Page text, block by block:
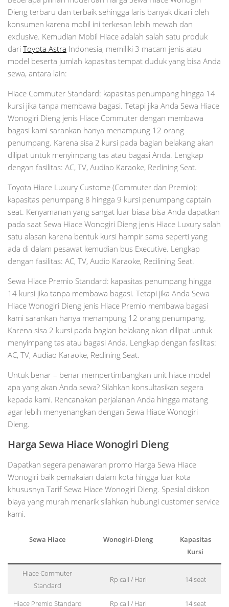
Dieng terbaru dan terbaik sehingga laris banyak dicari oleh
konsumen karena mobil ini terkesan lebih mewah dan
exclusive. Kemudian Mobil Hiace adalah salah satu produk
dari Toyota Astra Indonesia, memiliki 3 macam jenis atau
model beserta jumlah kapasitas tempat duduk yang bisa Anda
sewa, antara lain:
Hiace Commuter Standard: kapasitas penumpang hingga 14
kursi jika tanpa membawa bagasi. Tetapi jika Anda Sewa Hiace
Wonogiri Dieng jenis Hiace Commuter dengan membawa
bagasi kami sarankan hanya menampung 12 orang
penumpang. Karena sisa 2 kursi pada bagian belakang akan
dilipat untuk menyimpang tas atau bagasi Anda. Lengkap
dengan fasilitas: AC, TV, Audiao Karaoke, Reclining Seat.
Toyota Hiace Luxury Custome (Commuter dan Premio):
kapasitas penumpang 8 hingga 9 kursi penumpang captain
seat. Kenyamanan yang sangat luar biasa bisa Anda dapatkan
pada saat Sewa Hiace Wonogiri Dieng jenis Hiace Luxury salah
satu alasan karena bentuk kursi hampir sama seperti yang
ada di dalam pesawat kemudian bus Executive. Lengkap
dengan fasilitas: AC, TV, Audio Karaoke, Recilining Seat.
Sewa Hiace Premio Standard: kapasitas penumpang hingga
14 kursi jika tanpa membawa bagasi. Tetapi jika Anda Sewa
Hiace Wonogiri Dieng jenis Hiace Premio membawa bagasi
kami sarankan hanya menampung 12 orang penumpang.
Karena sisa 2 kursi pada bagian belakang akan dilipat untuk
menyimpang tas atau bagasi Anda. Lengkap dengan fasilitas:
AC, TV, Audiao Karaoke, Reclining Seat.
Untuk benar – benar mempertimbangkan unit hiace model
apa yang akan Anda sewa? Silahkan konsultasikan segera
kepada kami. Rencanakan perjalanan Anda hingga matang
agar lebih menyenangkan dengan Sewa Hiace Wonogiri
Dieng.
Harga Sewa Hiace Wonogiri Dieng
Dapatkan segera penawaran promo Harga Sewa Hiace
Wonogiri baik pemakaian dalam kota hingga luar kota
khususnya Tarif Sewa Hiace Wonogiri Dieng. Spesial diskon
biaya yang murah menarik silahkan hubungi customer service
kami.
Sewa Hiace Wonogiri-Dieng
Kapasitas
Kursi
Hiace Commuter
Standard
Rp call / Hari 14 seat
Hiace Premio Standard Rp call / Hari
14 seat